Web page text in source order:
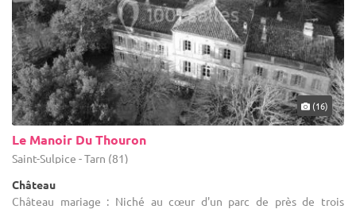
(16)
Le Manoir Du Thouron
Saint-Sulpice - Tarn (81)
Château
Château mariage : Niché au cœur d'un parc de près de trois